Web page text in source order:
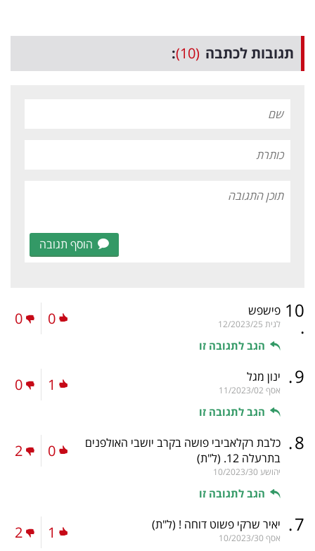
תגובות לכתבה (10)
:
הוסף תגובה
10
.
פישפש
לגית 12/2023/25
הגב לתגובה זו
0
0
9
. ינון מגל
אסף 11/2023/02
הגב לתגובה זו
1
0
8
. כלבת רקלאביבי פושה בקרב יושבי האולפנים
בתרעלה 12.
(ל"ת)
יהושע 10/2023/30
הגב לתגובה זו
0
2
7
. יאיר שרקי פשוט דוחה ! (ל"ת)
אסף 10/2023/30
1
2